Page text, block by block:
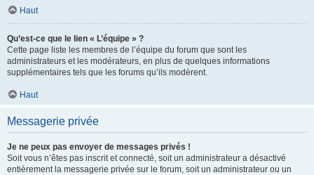
Haut
Qu’est-ce que le lien « L’équipe » ?
Cette page liste les membres de l’équipe du forum que sont les
administrateurs et les modérateurs, en plus de quelques informations
supplémentaires tels que les forums qu’ils modèrent.
Haut
Messagerie privée
Je ne peux pas envoyer de messages privés !
Soit vous n’êtes pas inscrit et connecté, soit un administrateur a désactivé
entièrement la messagerie privée sur le forum, soit un administrateur ou un